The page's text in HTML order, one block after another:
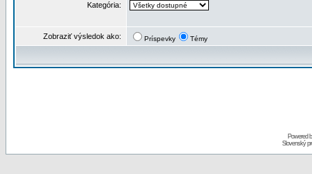
Kategória:
Zobraziť výsledok ako: Príspevky Témy
Powered
Slovenský